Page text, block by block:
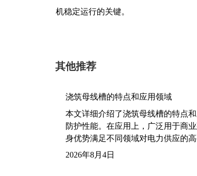
机稳定运行的关键。
其他推荐
浇筑母线槽的特点和应用领域
本文详细介绍了浇筑母线槽的特点
防护性能。在应用上，广泛用于商
身优势满足不同领域对电力供应的
2026年8月4日